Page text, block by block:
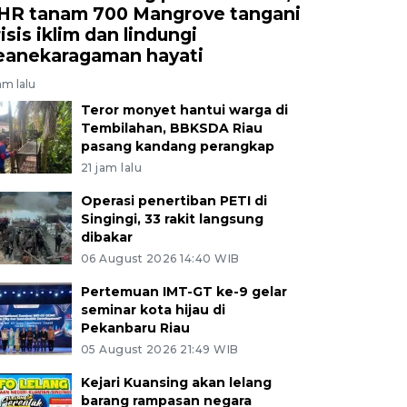
tanam 700 Mangrove tangani
iklim dan lindungi
hayati
lalu
Teror monyet hantui warga di
Tembilahan, BBKSDA Riau
pasang kandang perangkap
21 jam lalu
Operasi penertiban PETI di
Singingi, 33 rakit langsung
dibakar
06 August 2026 14:40 WIB
Pertemuan IMT-GT ke-9 gelar
seminar kota hijau di
Pekanbaru Riau
05 August 2026 21:49 WIB
Kejari Kuansing akan lelang
barang rampasan negara